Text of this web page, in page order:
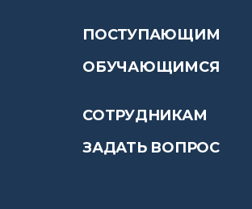
ПОСТУПАЮЩИМ
ОБУЧАЮЩИМСЯ
СОТРУДНИКАМ
ЗАДАТЬ ВОПРОС